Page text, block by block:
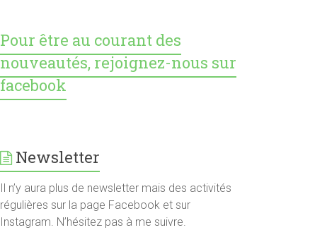
Pour être au courant des
nouveautés, rejoignez-nous sur
facebook
Newsletter
Il n’y aura plus de newsletter mais des activités
régulières sur la page Facebook et sur
Instagram. N’hésitez pas à me suivre.